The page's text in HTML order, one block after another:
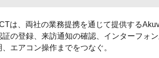
は、両社の業務提携を通じて提供する
証の登録、来訪通知の確認、インターフォ
エアコン操作までをつなぐ。